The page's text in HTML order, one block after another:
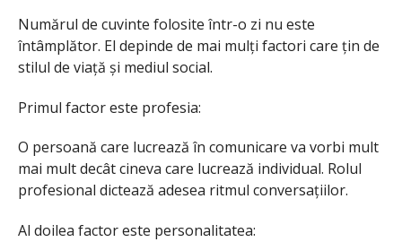
Numărul de cuvinte folosite într-o zi nu este
întâmplător. El depinde de mai mulți factori care țin de
stilul de viață și mediul social.
Primul factor este profesia:
O persoană care lucrează în comunicare va vorbi mult
mai mult decât cineva care lucrează individual. Rolul
profesional dictează adesea ritmul conversațiilor.
Al doilea factor este personalitatea: